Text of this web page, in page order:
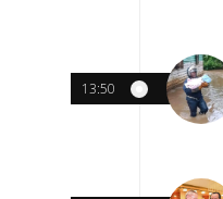
13:50